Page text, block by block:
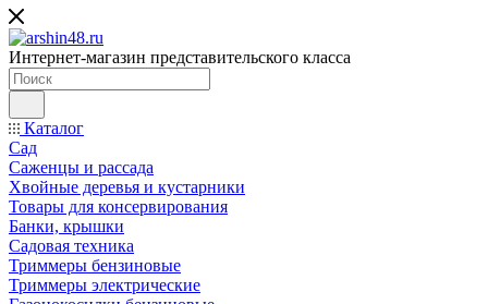
Интернет-магазин представительского класса
Каталог
Сад
Саженцы и рассада
Хвойные деревья и кустарники
Товары для консервирования
Банки, крышки
Садовая техника
Триммеры бензиновые
Триммеры электрические